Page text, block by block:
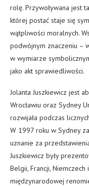
rolę. Przywoływana jest
której postać staje się
wątpliwości moralnych.
podwójnym znaczeniu –
w wymiarze
jako akt sprawiedliwości.
Jolanta Juszkiewicz jest
Wrocławiu oraz Sydney
rozwijała podczas
W 1997 roku w Sydney
uznanie za
Juszkiewicz były
Belgii, Francji,
międzynarodowej